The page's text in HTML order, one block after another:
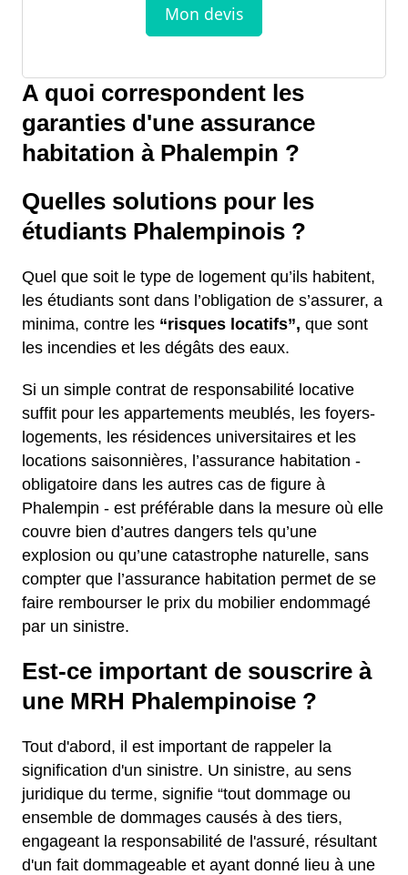
A quoi correspondent les
garanties d'une assurance
habitation à Phalempin ?
Quelles solutions pour les
étudiants Phalempinois ?
Quel que soit le type de logement qu’ils habitent,
les étudiants sont dans l’obligation de s’assurer, a
minima, contre les “risques locatifs”, que sont
les incendies et les dégâts des eaux.
Si un simple contrat de responsabilité locative
suffit pour les appartements meublés, les foyers-
logements, les résidences universitaires et les
locations saisonnières, l’assurance habitation -
obligatoire dans les autres cas de figure à
Phalempin - est préférable dans la mesure où elle
couvre bien d’autres dangers tels qu’une
explosion ou qu’une catastrophe naturelle, sans
compter que l’assurance habitation permet de se
faire rembourser le prix du mobilier endommagé
par un sinistre.
Est-ce important de souscrire à
une MRH Phalempinoise ?
Tout d'abord, il est important de rappeler la
signification d'un sinistre. Un sinistre, au sens
juridique du terme, signifie “tout dommage ou
ensemble de dommages causés à des tiers,
engageant la responsabilité de l'assuré, résultant
d'un fait dommageable et ayant donné lieu à une